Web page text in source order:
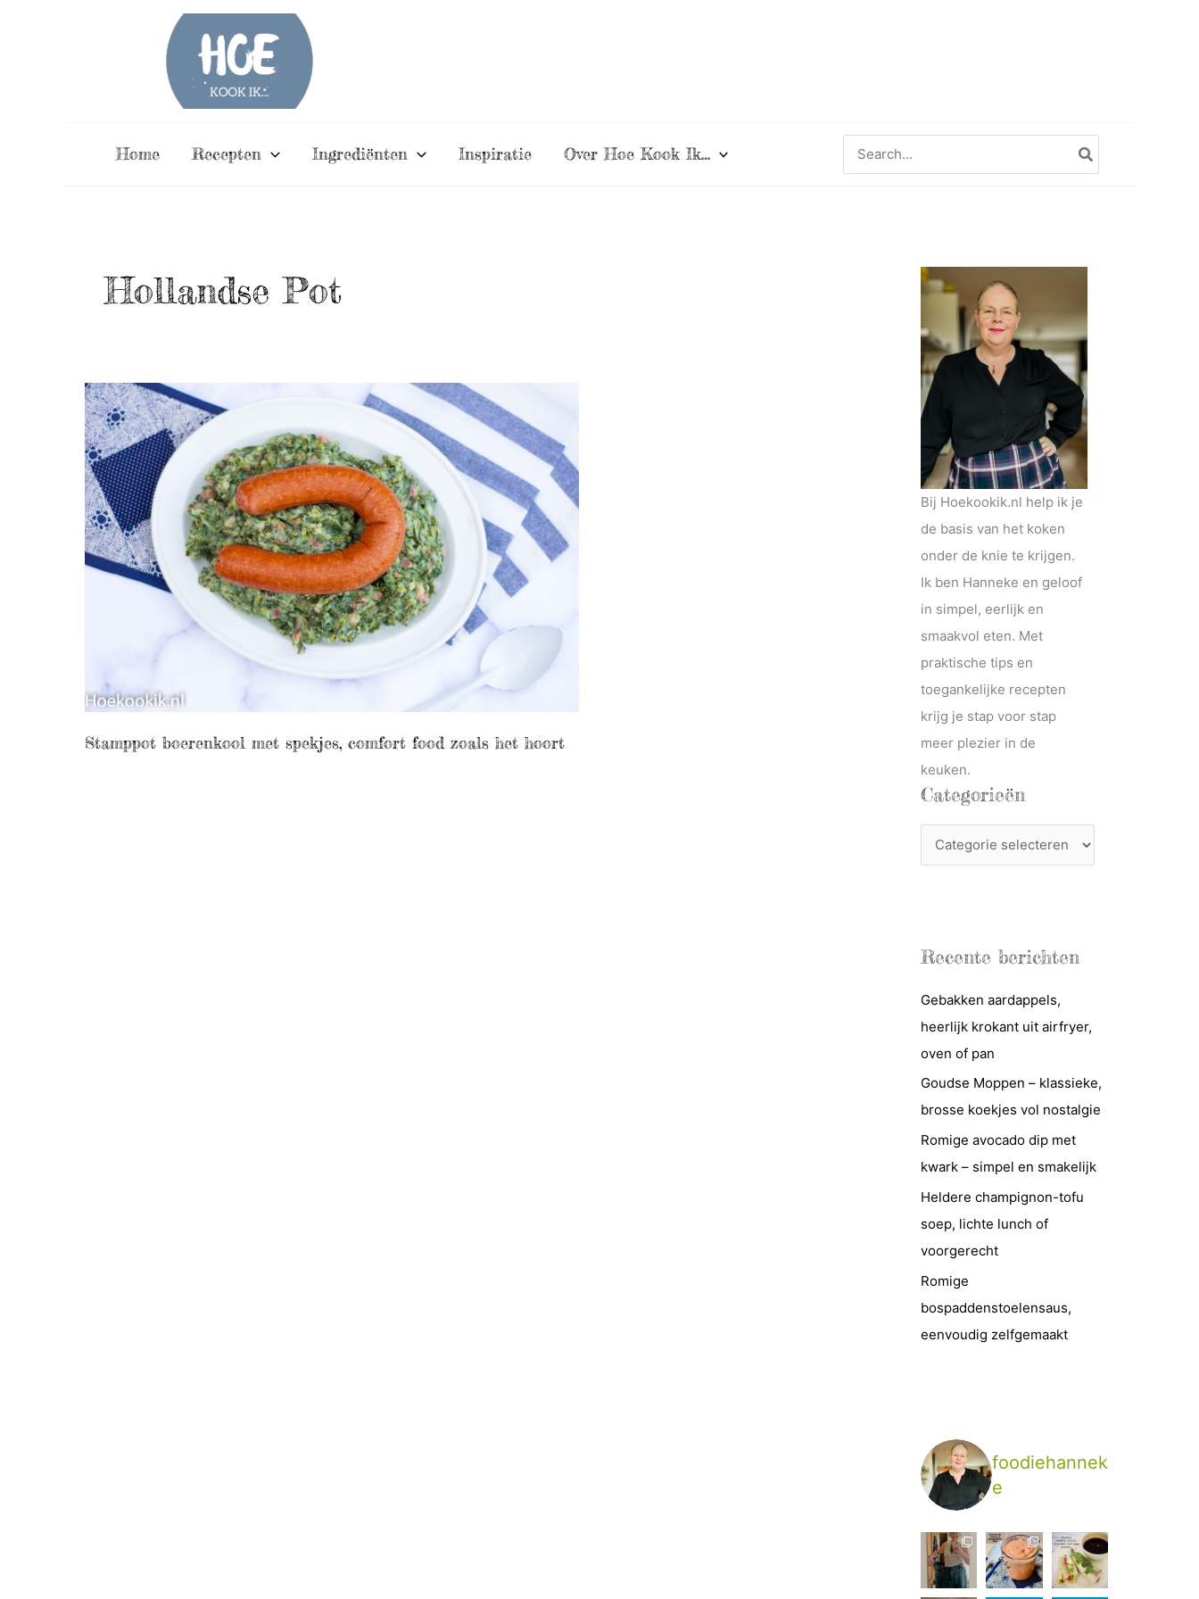
Home Recepten Ingrediënten Inspiratie Over Hoe Kook Ik…
naar:
Hollandse Pot
Stamppot boerenkool met spekjes, comfort food zoals het hoort
Bij Hoekookik.nl help ik je
de basis van het koken
onder de knie te krijgen.
Ik ben Hanneke en geloof
in simpel, eerlijk en
smaakvol eten. Met
praktische tips en
toegankelijke recepten
krijg je stap voor stap
meer plezier in de
keuken.
Categorieën
a
r
i
e
ë
n
Recente berichten
Gebakken aardappels,
heerlijk krokant uit airfryer,
oven of pan
Goudse Moppen – klassieke,
brosse koekjes vol nostalgie
Romige avocado dip met
kwark – simpel en smakelijk
Heldere champignon-tofu
soep, lichte lunch of
voorgerecht
Romige
bospaddenstoelensaus,
eenvoudig zelfgemaakt
foodiehannek
e